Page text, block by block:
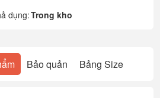
dụng:Trong kho
Bảo quản Bảng Size